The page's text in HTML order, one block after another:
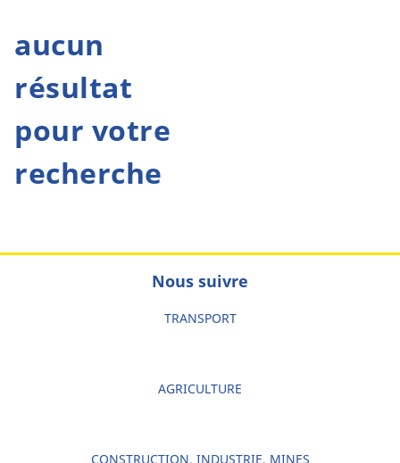
aucun
résultat
pour votre
recherche
Nous suivre
TRANSPORT
AGRICULTURE
CONSTRUCTION, INDUSTRIE, MINES